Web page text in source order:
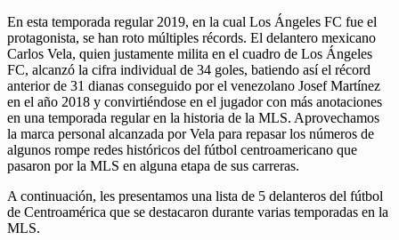
En esta temporada regular 2019, en la cual Los Ángeles FC fue el
protagonista, se han roto múltiples récords. El delantero mexicano
Carlos Vela, quien justamente milita en el cuadro de Los Ángeles
FC, alcanzó la cifra individual de 34 goles, batiendo así el récord
anterior de 31 dianas conseguido por el venezolano Josef Martínez
en el año 2018 y convirtiéndose en el jugador con más anotaciones
en una temporada regular en la historia de la MLS. Aprovechamos
la marca personal alcanzada por Vela para repasar los números de
algunos rompe redes históricos del fútbol centroamericano que
pasaron por la MLS en alguna etapa de sus carreras.
A continuación, les presentamos una lista de 5 delanteros del fútbol
de Centroamérica que se destacaron durante varias temporadas en la
MLS.